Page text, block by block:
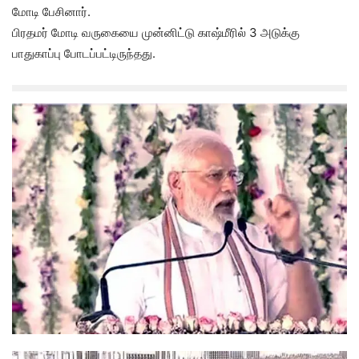
மோடி பேசினார்.
பிரதமர் மோடி வருகையை முன்னிட்டு காஷ்மீரில் 3 அடுக்கு
பாதுகாப்பு போடப்பட்டிருந்தது.